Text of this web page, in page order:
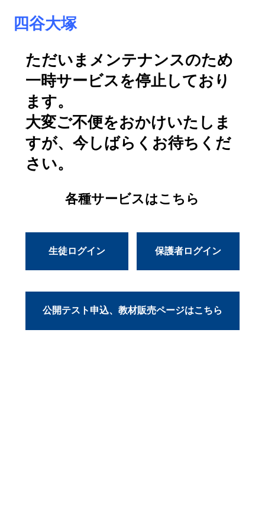
四谷大塚
ただいまメンテナンスのため
一時サービスを停止しており
ます。
大変ご不便をおかけいたしま
すが、今しばらくお待ちくだ
さい。
各種サービスはこちら
生徒ログイン 保護者ログイン
公開テスト申込、教材販売ページはこちら